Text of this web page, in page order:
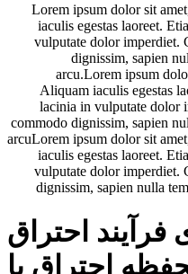
Lorem ipsum dolor sit
iaculis egestas laoreet.
vulputate dolor imperdiet.
dignissim, sapien
arcu.Lorem ipsum
Aliquam iaculis egestas
lacinia in vulputate dolor
commodo dignissim, sapien
arcuLorem ipsum dolor sit
iaculis egestas laoreet.
vulputate dolor imperdiet.
dignissim, sapien nulla
احتراق
احتراق با